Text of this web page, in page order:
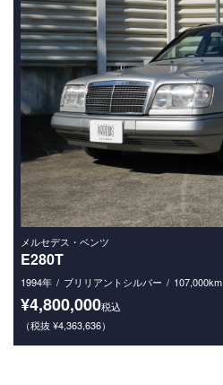
メルセデス・ベンツ
E280T
1994年 ブリリアントシルバー 107,000km
¥4,800,000税込
（税抜 ¥4,363,636）